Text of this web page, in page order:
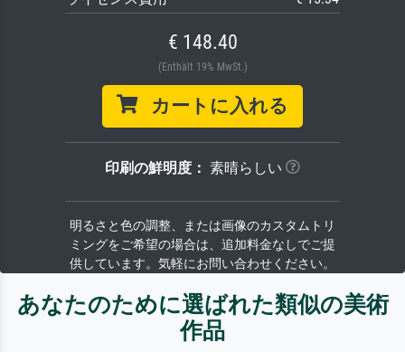
€ 148.40
(Enthält 19% MwSt.)
カートに入れる
印刷の鮮明度： 素晴らしい
明るさと色の調整、または画像のカスタムトリ
ミングをご希望の場合は、追加料金なしでご提
供しています。気軽にお問い合わせください。
あなたのために選ばれた類似の美術
作品